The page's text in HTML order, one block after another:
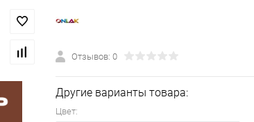
Отзывов: 0
Другие варианты товара:
Цвет: